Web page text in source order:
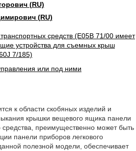
(RU)
(RU)
средств (E05B 71/00 имеет
устройства для съемных крыш
7/185)
или под ними
к области скобяных изделий и
крышки вещевого ящика панели
средства, преимущественно может быть
панели приборов легкового
полезной модели, обеспечивает